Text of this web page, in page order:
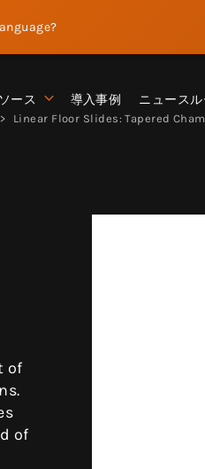
ース 導入事例 ニュースル
Linear Floor Slides: Tapered
of
of